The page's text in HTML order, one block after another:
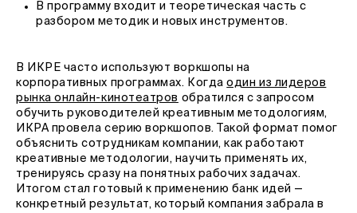
В программу входит и теоретическая часть с
разбором методик и новых инструментов.
В ИКРЕ часто используют воркшопы на
корпоративных программах. Когдаодин из лидеров
рынка онлайн-кинотеатров обратился с запросом
обучить руководителей креативным методологиям,
ИКРА провела серию воркшопов. Такой формат помог
объяснить сотрудникам компании, как работают
креативные методологии, научить применять их,
тренируясь сразу на понятных рабочих задачах.
Итогом стал готовый к применению банк идей —
конкретный результат, который компания забрала в